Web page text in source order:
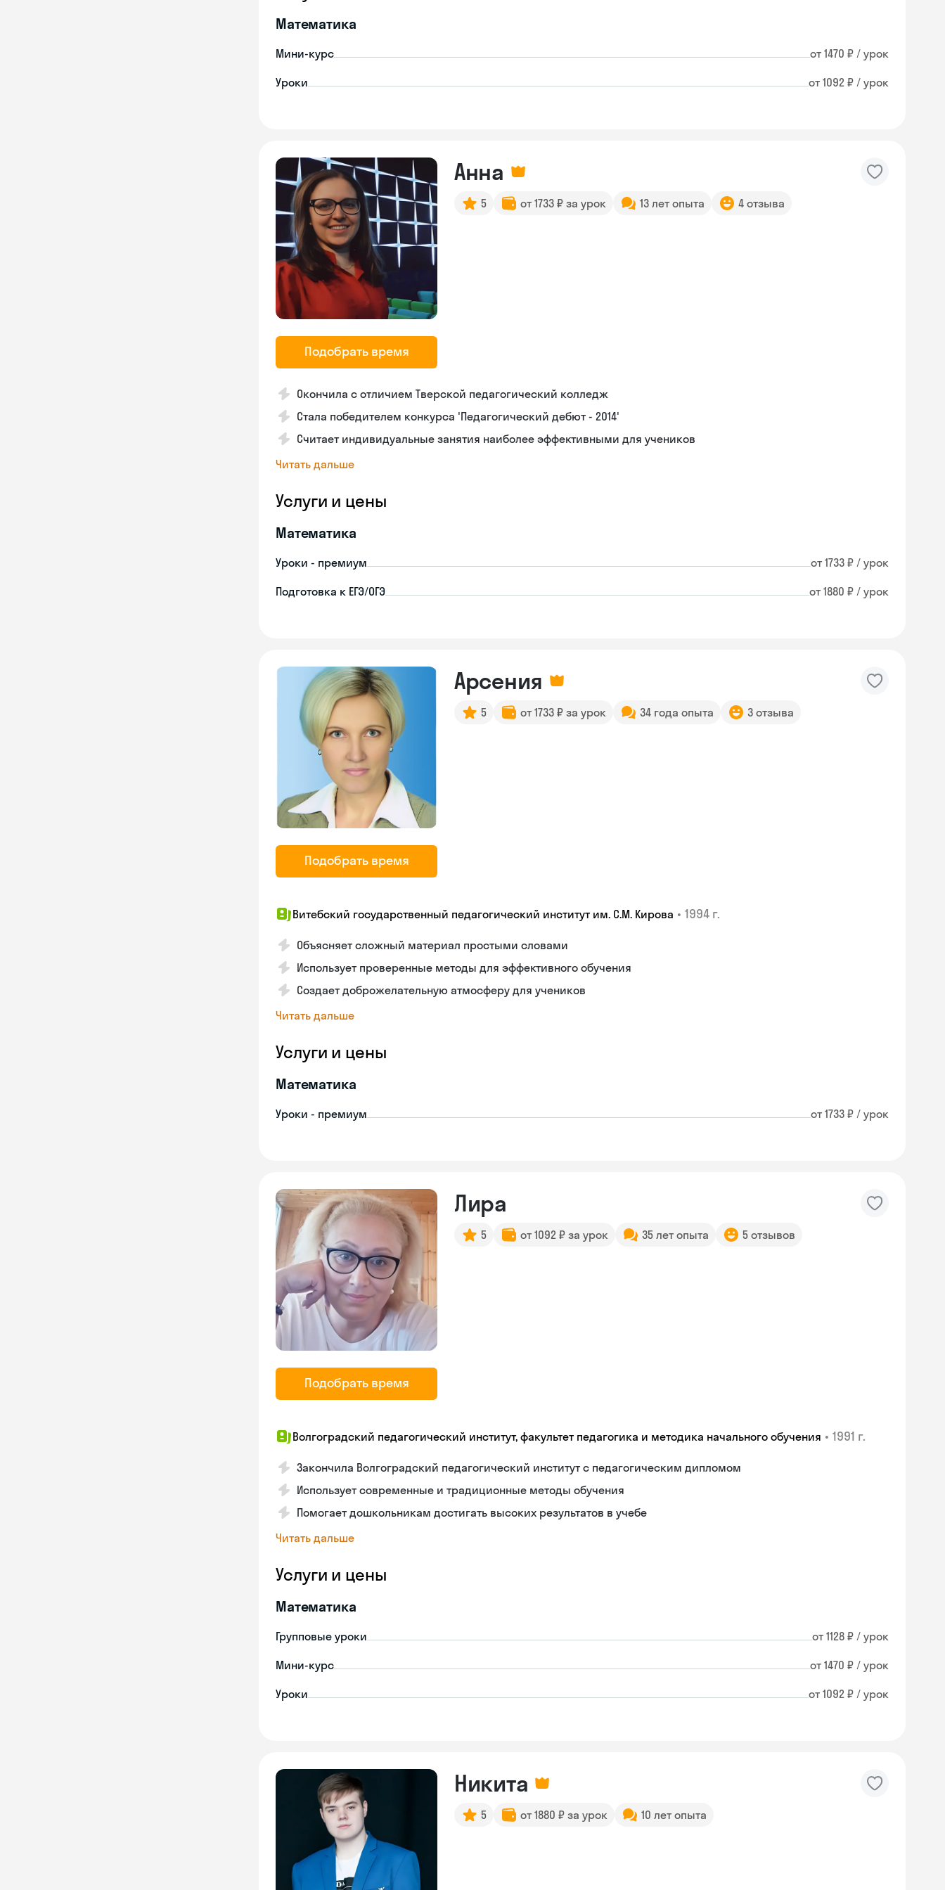
Математика
Мини-курс от 1470 ₽ / урок
Уроки от 1092 ₽ / урок
Подобрать время
Анна
5 от 1733 ₽ за урок 13 лет опыта 4 отзыва
Окончила с отличием Тверской педагогический колледж
Стала победителем конкурса 'Педагогический дебют - 2014'
Считает индивидуальные занятия наиболее эффективными для учеников
Читать дальше
Услуги и цены
Математика
Уроки - премиум от 1733 ₽ / урок
Подготовка к ЕГЭ/ОГЭ от 1880 ₽ / урок
Подобрать время
Арсения
5 от 1733 ₽ за урок 34 года опыта 3 отзыва
Витебский государственный педагогический институт им. С.М. Кирова • 1994 г.
Объясняет сложный материал простыми словами
Использует проверенные методы для эффективного обучения
Создает доброжелательную атмосферу для учеников
Читать дальше
Услуги и цены
Математика
Уроки - премиум от 1733 ₽ / урок
Подобрать время
Лира
5 от 1092 ₽ за урок 35 лет опыта 5 отзывов
Волгоградский педагогический институт, факультет педагогика и методика начального обучения • 1991 г.
Закончила Волгоградский педагогический институт с педагогическим дипломом
Использует современные и традиционные методы обучения
Помогает дошкольникам достигать высоких результатов в учебе
Читать дальше
Услуги и цены
Математика
Групповые уроки от 1128 ₽ / урок
Мини-курс от 1470 ₽ / урок
Уроки от 1092 ₽ / урок
Никита
5 от 1880 ₽ за урок 10 лет опыта